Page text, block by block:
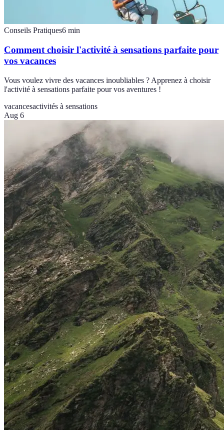
Conseils Pratiques6 min
Comment choisir l'activité à sensations parfaite pour
vos vacances
Vous voulez vivre des vacances inoubliables ? Apprenez à choisir
l'activité à sensations parfaite pour vos aventures !
vacancesactivités à sensations
Aug 6